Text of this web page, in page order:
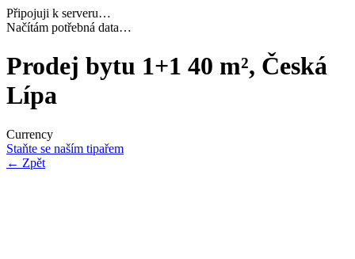
Připojuji k serveru…
Navazuji bezpečné spojení…
Prodej bytu 1+1 40 m², Česká
Lípa
Currency
Staňte se naším tipařem
← Zpět